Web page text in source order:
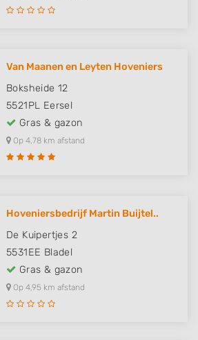
Van Maanen en Leyten Hoveniers
Boksheide 12
5521PL Eersel
Gras & gazon
Op 4,78 km afstand
Hoveniersbedrijf Martin Buijtel..
De Kuipertjes 2
5531EE Bladel
Gras & gazon
Op 4,95 km afstand